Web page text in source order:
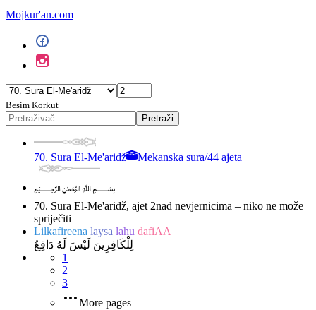
Mojkur'an.com
Besim Korkut
Pretraži
70. Sura El-Me'aridž Mekanska sura/44 ajeta
﷽
70. Sura El-Me'aridž, ajet 2nad nevjernicima – niko ne može
spriječiti
Lilkafireena laysa lahu dafiAA
لِلْكَافِرِينَ لَيْسَ لَهُ دَافِعٌ
1
2
3
More pages